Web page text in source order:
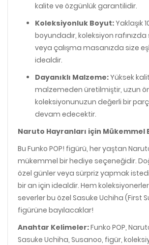
kalite ve özgünlük garantilidir.
Koleksiyonluk Boyut:Yaklaşık
boyundadır, koleksiyon
veya çalışma masanızda size
idealdir.
Dayanıklı Malzeme:Yüksek
malzemeden üretilmiştir, uzun
koleksiyonunuzun değerli bir
devam edecektir.
Naruto Hayranları için Mükemmel
Bu Funko POP! figürü, her yaştan
mükemmel bir hediye seçeneğidir.
özel günler veya sürpriz yapmak
bir an için idealdir. Hem
severler bu özel Sasuke Uchiha (First
figürüne bayılacaklar!
Anahtar Kelimeler:Funko POP,
Sasuke Uchiha, Susanoo, figür,